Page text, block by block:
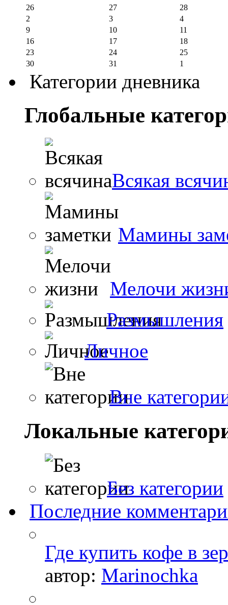
26
27
28
2
3
4
9
10
11
16
17
18
23
24
25
30
31 1
Категории дневника
Глобальные
Всякая
Мамины
Мелочи
Размышления
Личное
Вне
Локальные
Без категории
Последние
Где купить кофе в
автор: Marinochka